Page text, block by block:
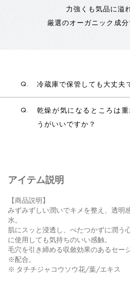
力強くも気品に溢
厳選のオーガニック成分
Q. 冷蔵庫で保管しても大丈夫
Q.
乾燥が気になるところは
うがいいですか？
アイテム説明
【商品説明】
みずみずしい潤いでキメを整え、透明
水。
肌にスッと浸透し、べたつかずに潤う
に使用しても気持ちのいい感触。
毛穴を引き締める収斂効果のあるセー
※配合。
※ タチチジャコウソウ花/葉/エキス